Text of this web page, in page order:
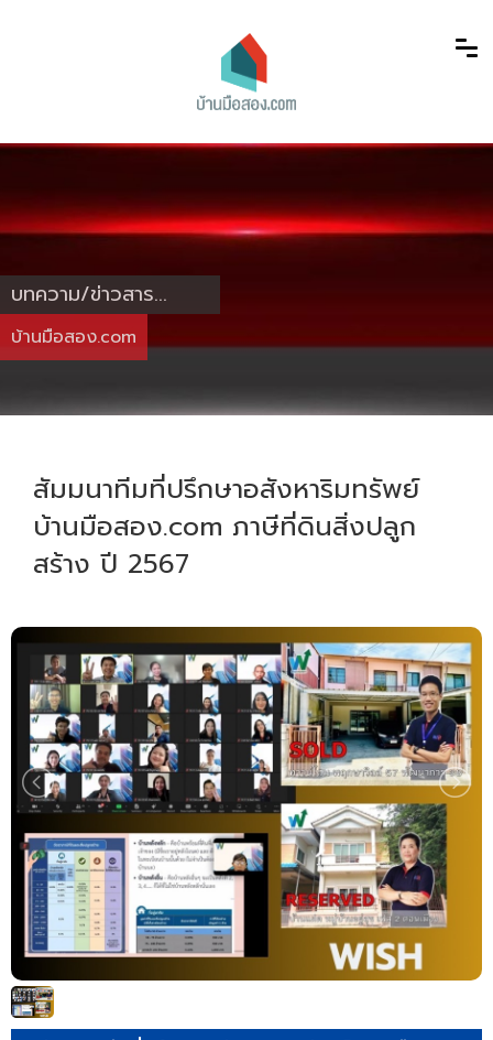
บทความ/ข่าวสาร...
บ้านมือสอง.com
สัมมนาทีมที่ปรึกษาอสังหาริมทรัพย์
บ้านมือสอง.com ภาษีที่ดินสิ่งปลูก
สร้าง ปี 2567